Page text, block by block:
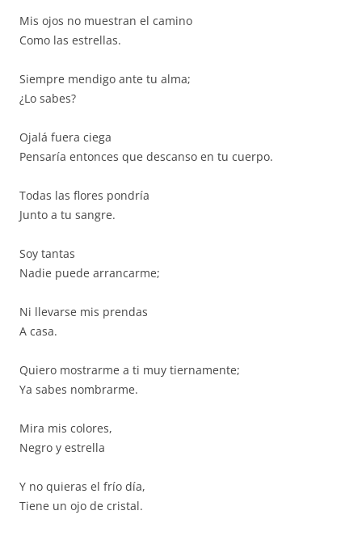
Mis ojos no muestran el camino
Como las estrellas.
Siempre mendigo ante tu alma;
¿Lo sabes?
Ojalá fuera ciega
Pensaría entonces que descanso en tu cuerpo.
Todas las flores pondría
Junto a tu sangre.
Soy tantas
Nadie puede arrancarme;
Ni llevarse mis prendas
A casa.
Quiero mostrarme a ti muy tiernamente;
Ya sabes nombrarme.
Mira mis colores,
Negro y estrella
Y no quieras el frío día,
Tiene un ojo de cristal.